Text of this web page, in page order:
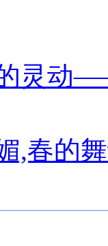
灵动
,春的